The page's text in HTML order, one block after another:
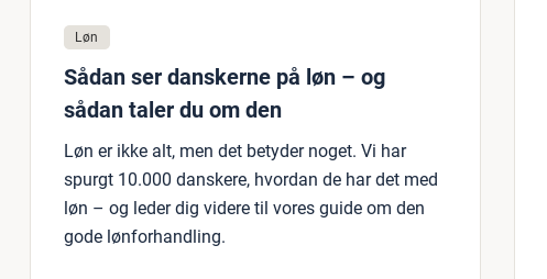
Løn
Sådan ser danskerne på løn – og
sådan taler du om den
Løn er ikke alt, men det betyder noget. Vi har
spurgt 10.000 danskere, hvordan de har det med
løn – og leder dig videre til vores guide om den
gode lønforhandling.